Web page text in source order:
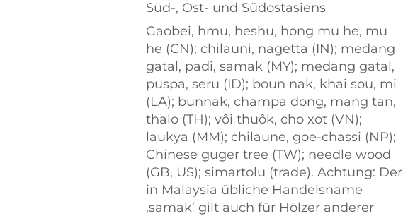
Süd-, Ost- und Südostasiens
Gaobei, hmu, heshu, hong mu he, mu
he (CN); chilauni, nagetta (IN); medang
gatal, padi, samak (MY); medang gatal,
puspa, seru (ID); boun nak, khai sou, mi
(LA); bunnak, champa dong, mang tan,
thalo (TH); vôi thuôk, cho xot (VN);
laukya (MM); chilaune, goe-chassi (NP);
Chinese guger tree (TW); needle wood
(GB, US); simartolu (trade). Achtung: Der
in Malaysia übliche Handelsname
‚samak‘ gilt auch für Hölzer anderer